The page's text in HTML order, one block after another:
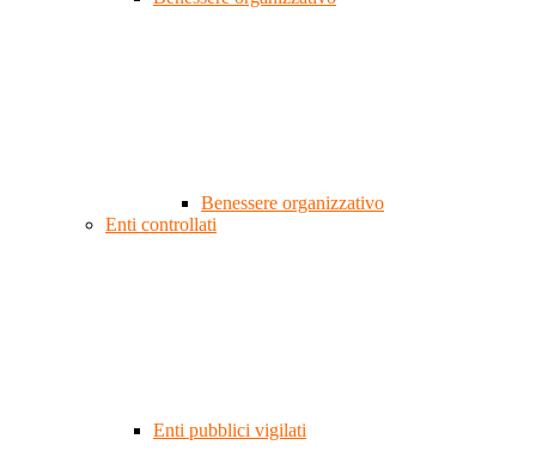
Benessere organizzativo
Enti controllati
Enti pubblici vigilati